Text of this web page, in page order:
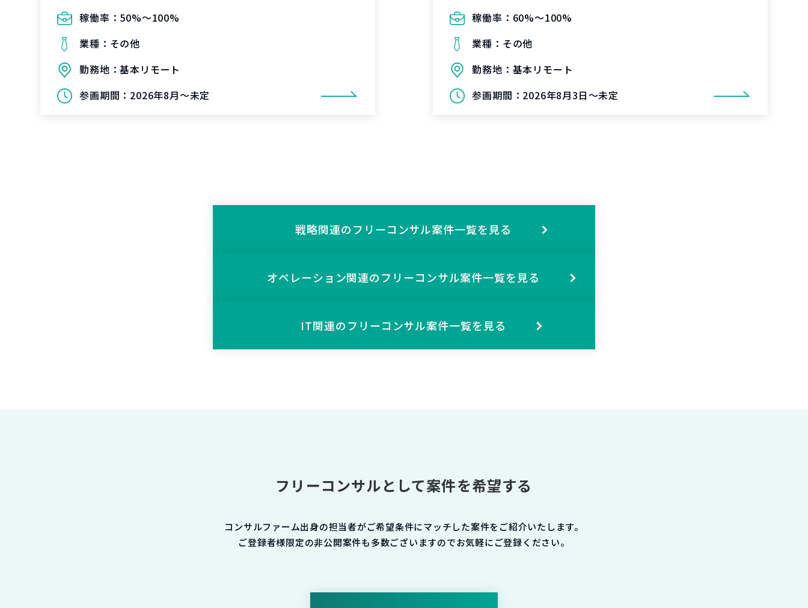
稼働率： 50%〜100%
業種： その他
勤務地：基本リモート
参画期間： 2026年8月～未定
稼働率： 60%〜100%
業種： その他
勤務地： 基本リモート
参画期間： 2026年8月3日～未定
戦略関連のフリーコンサル案件一覧を見る
オペレーション関連のフリーコンサル案件一覧を見る
IT関連のフリーコンサル案件一覧を見る
フリーコンサルとして案件を希望する
コンサルファーム出身の担当者がご希望条件にマッチした案件をご紹介いたします。
ご登録者様限定の非公開案件も多数ございますのでお気軽にご登録ください。